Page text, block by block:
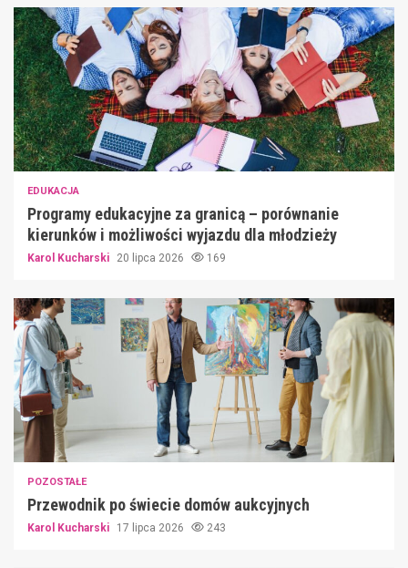
EDUKACJA
Programy edukacyjne za granicą – porównanie
kierunków i możliwości wyjazdu dla młodzieży
Karol Kucharski 20 lipca 2026 169
POZOSTAŁE
Przewodnik po świecie domów aukcyjnych
Karol Kucharski 17 lipca 2026 243